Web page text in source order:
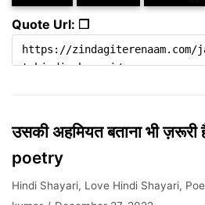
Quote Url: ❐
उसकी अहमियत बताना भी
poetry
Hindi Shayari, Love Hindi Shayari,